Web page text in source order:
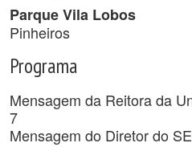
Parque Vila Lobos
Pinheiros
Programa
Mensagem da Reitora da
7
Mensagem do Diretor do